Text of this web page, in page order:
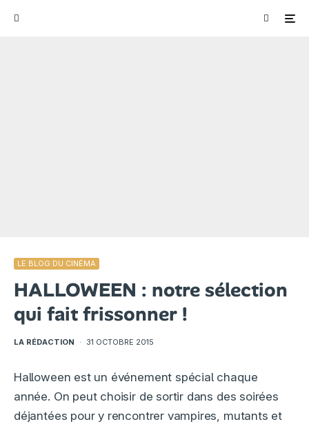
LE BLOG DU CINÉMA
HALLOWEEN : notre sélection
qui fait frissonner !
LA RÉDACTION · 31 OCTOBRE 2015
Halloween est un événement spécial chaque
année. On peut choisir de sortir dans des soirées
déjantées pour y rencontrer vampires, mutants et